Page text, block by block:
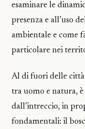
esaminare le
presenza e all’uso
ambientale e come
particolare nei
Al di fuori delle
tra uomo e natura,
dall’intreccio, in
fondamentali: il